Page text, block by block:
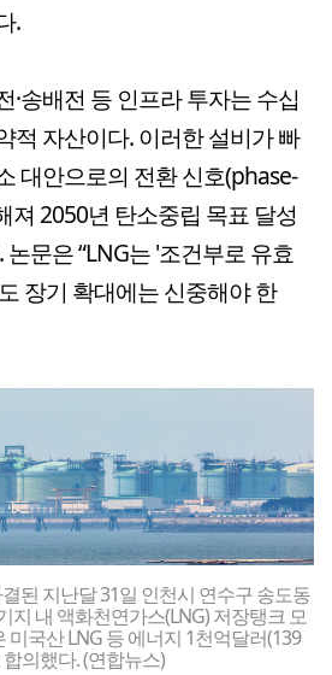
.
·송배전 등 인프라 투자는 수십
적 자산이다. 이러한 설비가 빠
대안으로의 전환 신호(phase-
져 2050년 탄소중립 목표 달성
문은 “LNG는 '조건부로 유효
장기 확대에는 신중해야 한
된 지난달 31일 인천시 연수구 송도동
지 내 액화천연가스(LNG) 저장탱크 모
미국산 LNG 등 에너지 1천억달러(139
의했다. (연합뉴스)